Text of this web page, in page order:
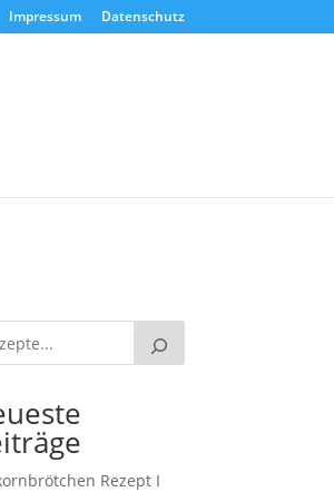
Impressum Datenschutz
Rezept I